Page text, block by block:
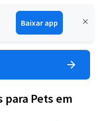
Baixar app
Entrar
para Pets em